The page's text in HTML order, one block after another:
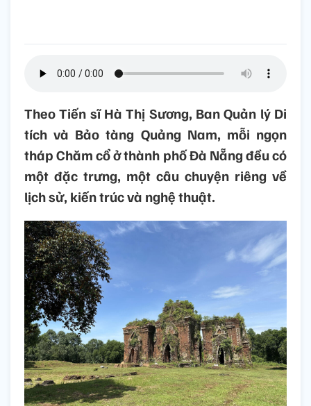
Theo Tiến sĩ Hà Thị Sương, Ban Quản lý Di
tích và Bảo tàng Quảng Nam, mỗi ngọn
tháp Chăm cổ ở thành phố Đà Nẵng đều có
một đặc trưng, một câu chuyện riêng về
lịch sử, kiến trúc và nghệ thuật.